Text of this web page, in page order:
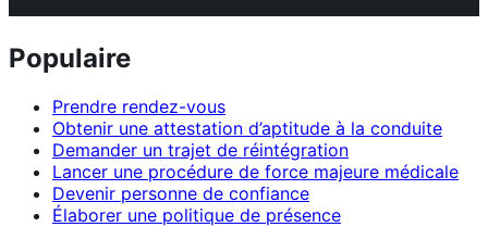
Populaire
Prendre rendez-vous
Obtenir une attestation d’aptitude à la conduite
Demander un trajet de réintégration
Lancer une procédure de force majeure médicale
Devenir personne de confiance
Élaborer une politique de présence